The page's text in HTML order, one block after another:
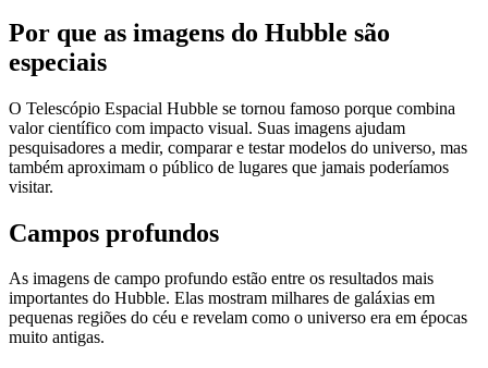
Por que as imagens do Hubble são
especiais
O Telescópio Espacial Hubble se tornou famoso porque combina
valor científico com impacto visual. Suas imagens ajudam
pesquisadores a medir, comparar e testar modelos do universo, mas
também aproximam o público de lugares que jamais poderíamos
visitar.
Campos profundos
As imagens de campo profundo estão entre os resultados mais
importantes do Hubble. Elas mostram milhares de galáxias em
pequenas regiões do céu e revelam como o universo era em épocas
muito antigas.